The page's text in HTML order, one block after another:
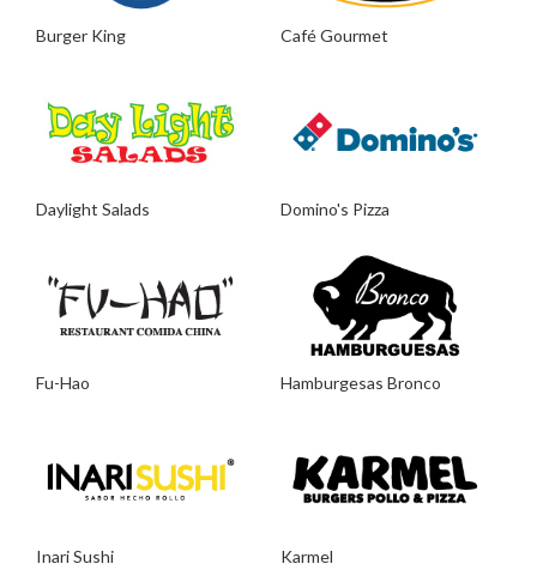
Burger King Café Gourmet
Daylight Salads Domino's Pizza
Fu-Hao Hamburgesas Bronco
Inari Sushi Karmel